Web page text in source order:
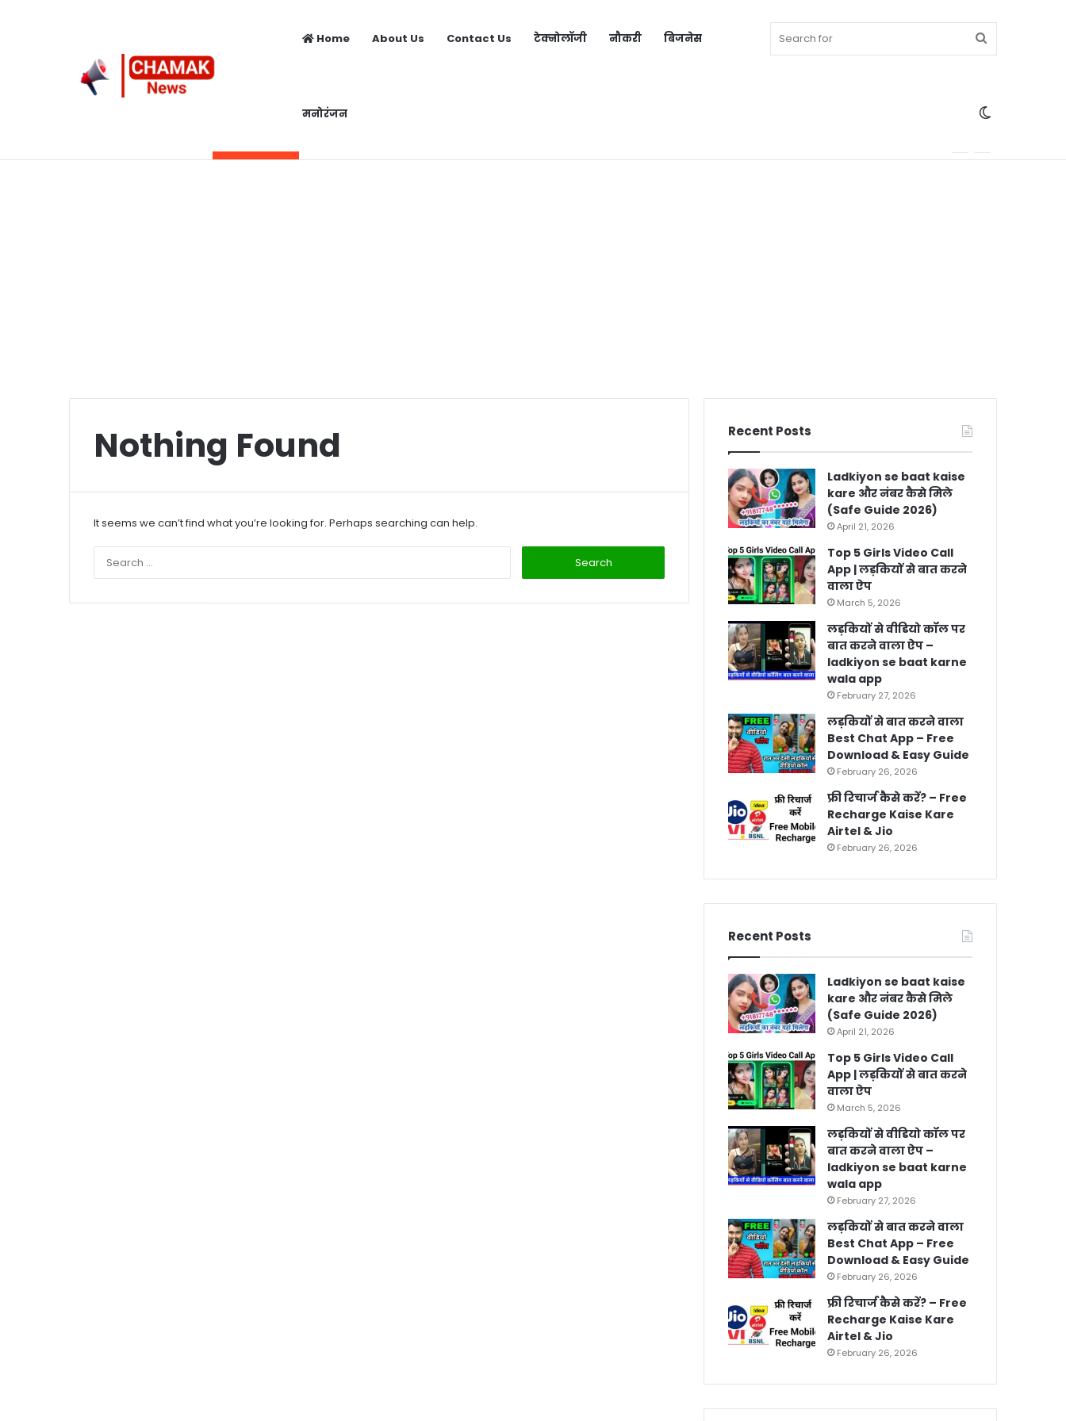
Home About Us Contact Us टेक्नोलॉजी नौकरी बिजनेस
मनोरंजन for
Nothing Found
It seems we can’t find what you’re looking for. Perhaps searching can help.
Recent Posts
Ladkiyon se baat kaise
kare और नंबर कैसे मिले
(Safe Guide 2026)
April 21, 2026
Top 5 Girls Video Call
App | लड़कियों से बात करने
वाला ऐप
March 5, 2026
लड़कियों से वीडियो कॉल पर
बात करने वाला ऐप –
ladkiyon se baat karne
wala app
February 27, 2026
लड़कियों से बात करने वाला
Best Chat App – Free
Download & Easy Guide
February 26, 2026
फ्री रिचार्ज कैसे करें? – Free
Recharge Kaise Kare
Airtel & Jio
February 26, 2026
Recent Posts
Ladkiyon se baat kaise
kare और नंबर कैसे मिले
(Safe Guide 2026)
April 21, 2026
Top 5 Girls Video Call
App | लड़कियों से बात करने
वाला ऐप
March 5, 2026
लड़कियों से वीडियो कॉल पर
बात करने वाला ऐप –
ladkiyon se baat karne
wala app
February 27, 2026
लड़कियों से बात करने वाला
Best Chat App – Free
Download & Easy Guide
February 26, 2026
फ्री रिचार्ज कैसे करें? – Free
Recharge Kaise Kare
Airtel & Jio
February 26, 2026